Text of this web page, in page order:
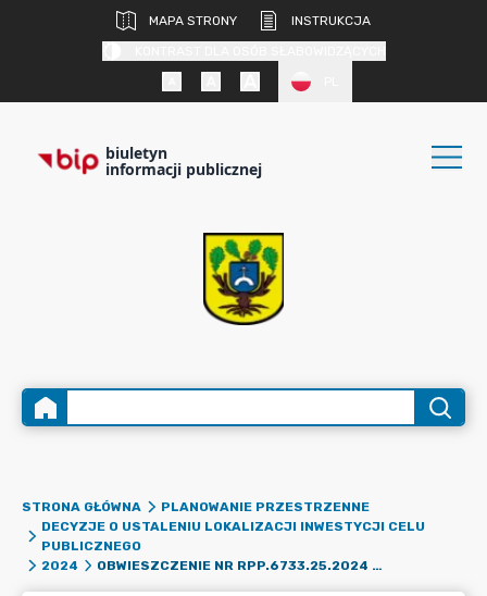
MAPA STRONY
INSTRUKCJA
biuletyn
informacji publicznej
STRONA GŁÓWNA
PLANOWANIE PRZESTRZENNE
DECYZJE O USTALENIU LOKALIZACJI INWESTYCJI CELU
PUBLICZNEGO
2024
OBWIESZCZENIE NR RPP.6733.25.2024 O WYDANIU DECYZJI USTALENIA LOKALIZACJI INWESTYCJI CELU PUBLICZNEGO DLA PRZEDSIĘWZIĘCIA POLEGAJĄCEGO NA BUDOWIE SIECI GAZOWEJ ŚREDNIEGO CIŚNIENIA DN 63 PE, NA CZĘŚCI DZIAŁEK O NR EWID. 304/3, 304/15, 304/16, POŁOŻONYCH W OBRĘBIE GEODEZYJNYM DOPIEWO, GMINA DOPIEWO.